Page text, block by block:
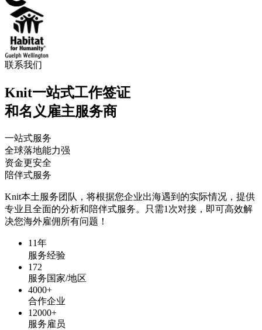
联系我们
Knit一站式工作签证
和名义雇主服务商
一站式服务
全球落地能力强
资金更安全
陪伴式服务
Knit本土服务团队，将根据您企业出海遇到的实际情况，提供
专业且全面的分析和陪伴式服务。只需1次对接，即可高效解
决您海外雇佣所有问题！
11年
服务经验
172
服务国家/地区
4000+
合作企业
12000+
服务雇员